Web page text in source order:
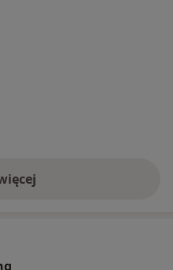
doświadczeniu